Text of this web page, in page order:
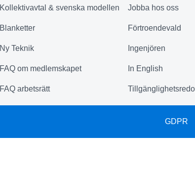
Kollektivavtal & svenska modellen
Blanketter
Ny Teknik
FAQ om medlemskapet
FAQ arbetsrätt
Jobba hos oss
Förtroendevald
Ingenjören
In English
GDPR